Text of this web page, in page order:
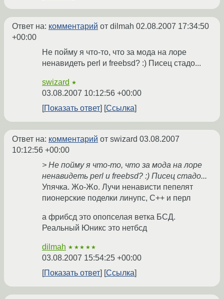
Ответ на: комментарий от dilmah 02.08.2007 17:34:50
+00:00
Не пойму я что-то, что за мода на лоре
ненавидеть perl и freebsd? :) Писец стадо...
swizard ★
03.08.2007 10:12:56 +00:00
Показать ответ
Ссылка
Ответ на: комментарий от swizard 03.08.2007
10:12:56 +00:00
> Не пойму я что-то, что за мода на лоре
ненавидеть perl и freebsd? :) Писец стадо...
Упячка. Жо-Жо. Лучи ненависти пепелят
пионерские поделки линупс, С++ и перл
а фрибсд это опопселая ветка БСД.
Реальный Юникс это нетбсд
dilmah ★★★★★
03.08.2007 15:54:25 +00:00
Показать ответ
Ссылка